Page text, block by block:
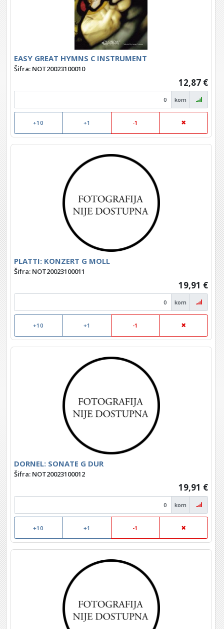
EASY GREAT HYMNS C INSTRUMENT
Šifra: NOT20023100010
12,87 €
kom
+10 +1 -1
PLATTI: KONZERT G MOLL
Šifra: NOT20023100011
19,91 €
kom
+10 +1 -1
DORNEL: SONATE G DUR
Šifra: NOT20023100012
19,91 €
kom
+10 +1 -1